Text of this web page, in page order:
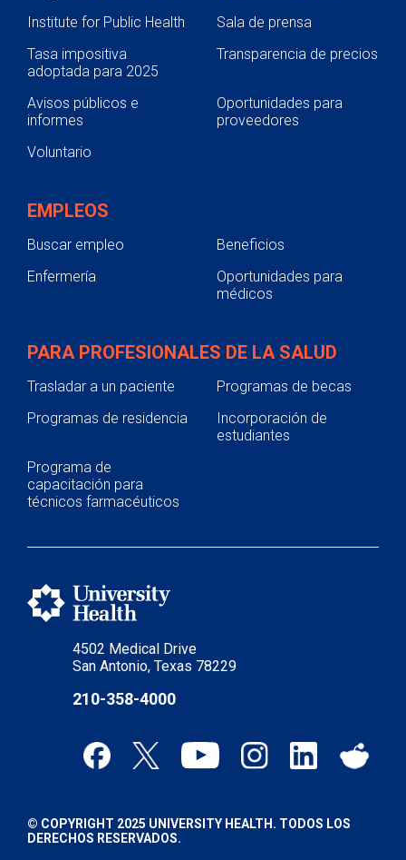
4502 Medical Drive
San Antonio, Texas 78229
210-358-4000
Institute for Public Health
Sala de prensa
Tasa impositiva
adoptada para 2025
Transparencia de precios
Avisos públicos e
informes
Oportunidades para
proveedores
Voluntario
EMPLEOS
Buscar empleo
Beneficios
Enfermería
Oportunidades para
médicos
PARA PROFESIONALES DE LA SALUD
Trasladar a un paciente
Programas de becas
Programas de residencia
Incorporación de
estudiantes
Programa de
capacitación para
técnicos farmacéuticos
© COPYRIGHT 2025 UNIVERSITY HEALTH. TODOS LOS
DERECHOS RESERVADOS.